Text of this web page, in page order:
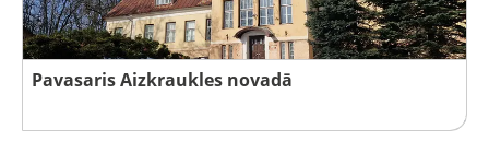
Pavasaris Aizkraukles novadā